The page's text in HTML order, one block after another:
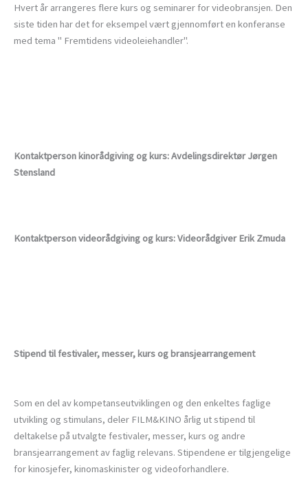
Hvert år arrangeres flere kurs og seminarer for videobransjen. Den
siste tiden har det for eksempel vært gjennomført en konferanse
med tema " Fremtidens videoleiehandler".
Kontaktperson kinorådgiving og kurs: Avdelingsdirektør Jørgen
Stensland
Kontaktperson videorådgiving og kurs: Videorådgiver Erik Zmuda
Stipend til festivaler, messer, kurs og bransjearrangement
Som en del av kompetanseutviklingen og den enkeltes faglige
utvikling og stimulans, deler FILM&KINO årlig ut stipend til
deltakelse på utvalgte festivaler, messer, kurs og andre
bransjearrangement av faglig relevans. Stipendene er tilgjengelige
for kinosjefer, kinomaskinister og videoforhandlere.